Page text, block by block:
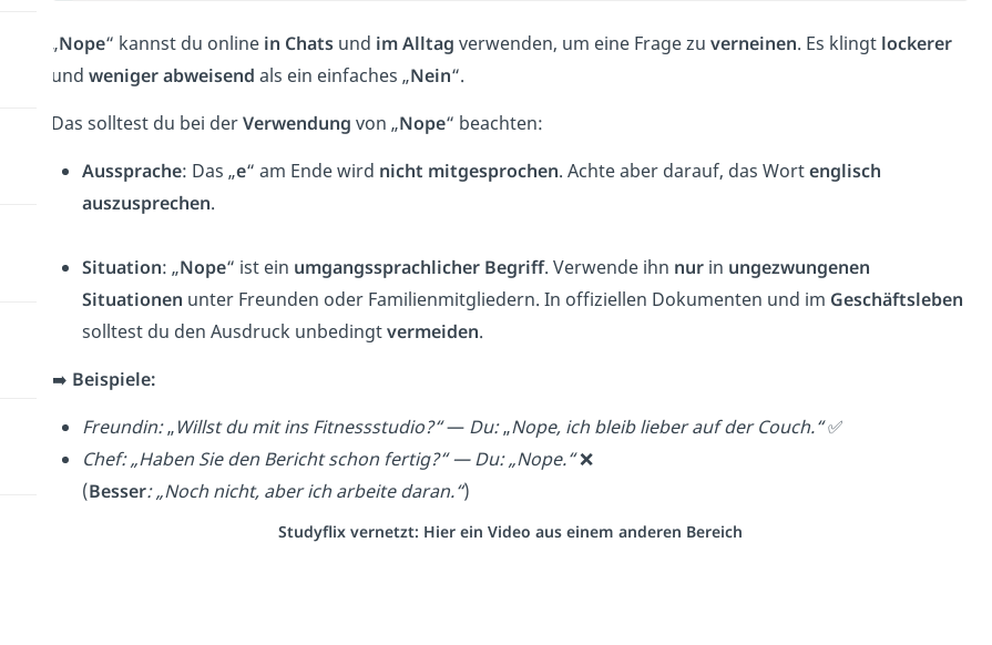
„Nope“ kannst du online in Chatsund im Alltag verwenden, um eine Frage zu verneinen. Es klingt lockerer
und weniger abweisend als ein einfaches „Nein“.
Das solltest du bei derVerwendung von „Nope“ beachten:
Aussprache: Das „e“ am Ende wird nicht mitgesprochen. Achte aber darauf, das Wortenglisch
auszusprechen.
Situation: „Nope“ ist ein umgangssprachlicher Begriff. Verwende ihn nurin ungezwungenen
Situationen unter Freunden oder Familienmitgliedern. In offiziellen Dokumenten und im Geschäftsleben
solltest du den Ausdruck unbedingtvermeiden.
➡️ Beispiele:
Freundin:„Willst du mit ins Fitnessstudio?“— Du:„Nope, ich bleib lieber auf der Couch.“✅
Chef: „Haben Sie den Bericht schon fertig?“ — Du: „Nope.“❌
(Besser: „Noch nicht, aber ich arbeite daran.“)
Studyflix vernetzt: Hier ein Video aus einem anderen Bereich